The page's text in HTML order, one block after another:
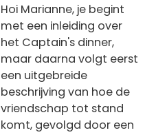
Hoi Marianne, je begint
met een inleiding over
het Captain's dinner,
maar daarna volgt eerst
een uitgebreide
beschrijving van hoe de
vriendschap tot stand
komt, gevolgd door een